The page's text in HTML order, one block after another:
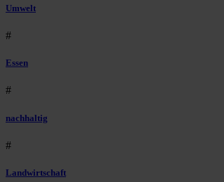
Umwelt
#
Essen
#
nachhaltig
#
Landwirtschaft